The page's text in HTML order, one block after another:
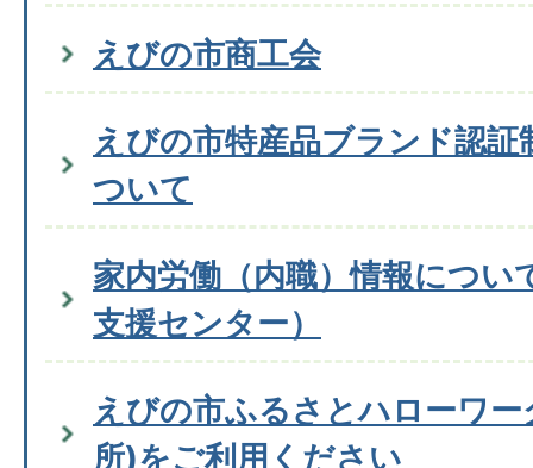
えびの市商工会
えびの市特産品ブランド認
ついて
家内労働（内職）情報につい
支援センター）
えびの市ふるさとハローワ
所)をご利用ください